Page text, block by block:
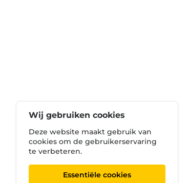
Wij gebruiken cookies
Deze website maakt gebruik van
cookies om de gebruikerservaring
te verbeteren.
Essentiële cookies